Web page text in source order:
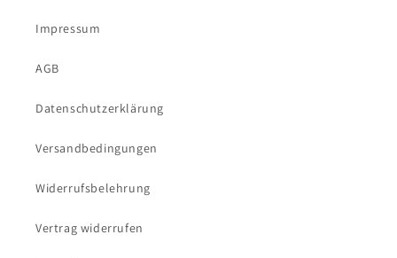
Impressum
AGB
Datenschutzerklärung
Versandbedingungen
Widerrufsbelehrung
Vertrag widerrufen